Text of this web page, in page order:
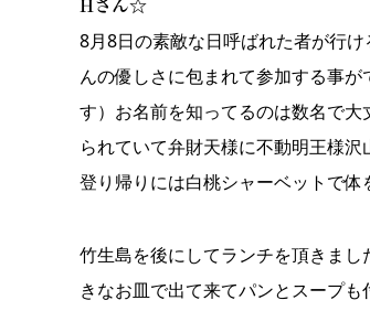
Hさん☆
8月8日の素敵な日呼ばれた者が行
んの優しさに包まれて参加する事
す）お名前を知ってるのは数名で
られていて弁財天様に不動明王様
登り帰りには白桃シャーベットで
竹生島を後にしてランチを頂きま
きなお皿で出て来てパンとスープ